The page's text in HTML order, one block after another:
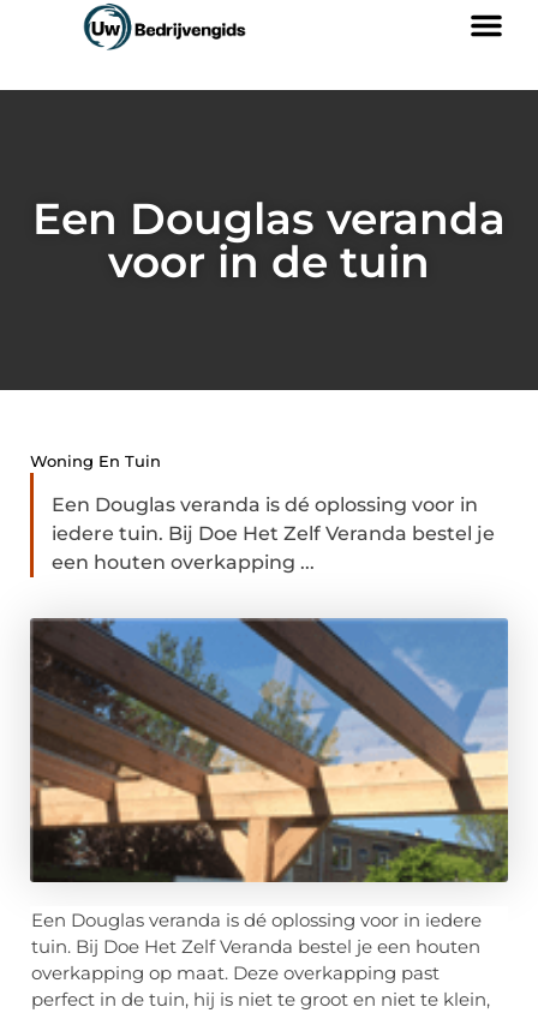
Een Douglas veranda
voor in de tuin
Woning En Tuin
Een Douglas veranda is dé oplossing voor in
iedere tuin. Bij Doe Het Zelf Veranda bestel je
een houten overkapping ...
Een Douglas veranda is dé oplossing voor in iedere
tuin. Bij Doe Het Zelf Veranda bestel je een houten
overkapping op maat. Deze overkapping past
perfect in de tuin, hij is niet te groot en niet te klein,